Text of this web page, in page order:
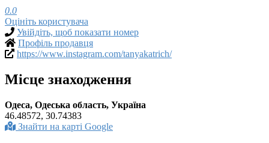
0.0
Оцініть користувача
Увійдіть, щоб показати номер
Профіль продавця
https://www.instagram.com/tanyakatrich/
Місце знаходження
Одеса, Одеська область, Україна
46.48572, 30.74383
Знайти на карті Google